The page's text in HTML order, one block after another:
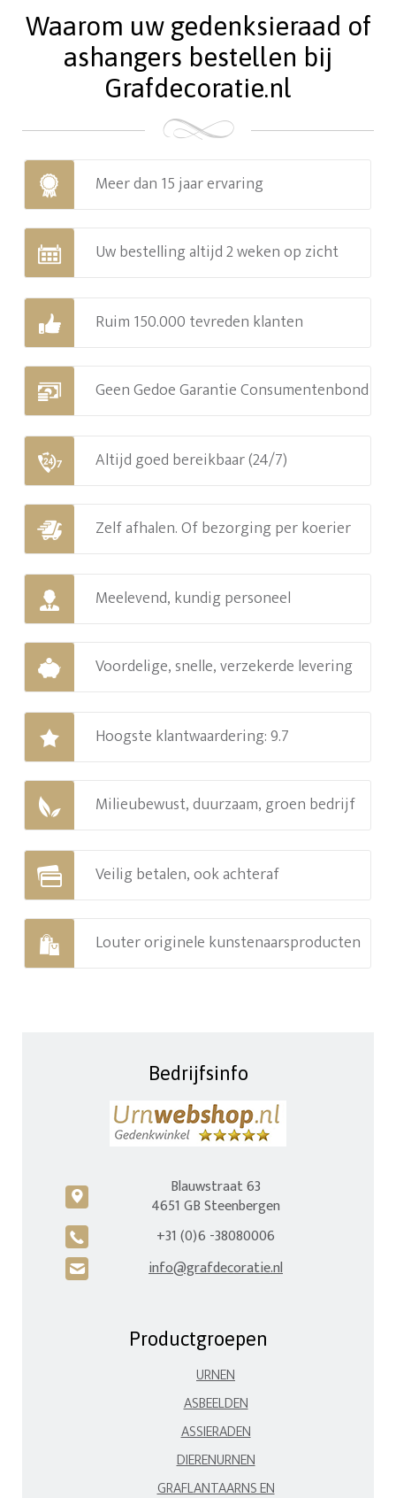
Waarom uw gedenksieraad of
ashangers bestellen bij
Grafdecoratie.nl
Meer dan 15 jaar ervaring
Uw bestelling altijd 2 weken op zicht
Ruim 150.000 tevreden klanten
Geen Gedoe Garantie Consumentenbond
Altijd goed bereikbaar (24/7)
Zelf afhalen. Of bezorging per koerier
Meelevend, kundig personeel
Voordelige, snelle, verzekerde levering
Hoogste klantwaardering: 9.7
Milieubewust, duurzaam, groen bedrijf
Veilig betalen, ook achteraf
Louter originele kunstenaarsproducten
Bedrijfsinfo
c
Blauwstraat 63
4651 GB Steenbergen
A +31 (0)6 -38080006
H info@grafdecoratie.nl
Productgroepen
URNEN
ASBEELDEN
ASSIERADEN
DIERENURNEN
GRAFLANTAARNS EN